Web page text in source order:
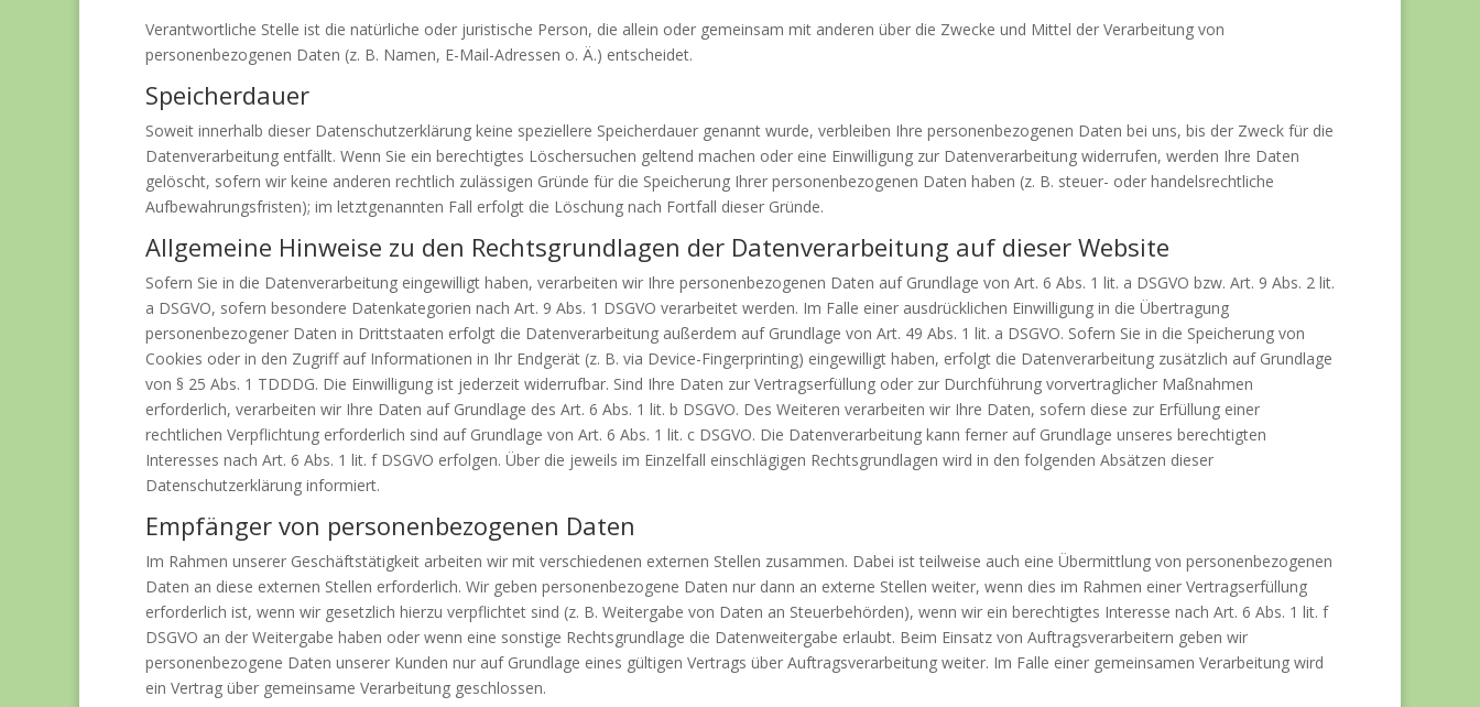
Verantwortliche Stelle ist die natürliche oder juristische Person, die allein oder gemeinsam mit anderen über die Zwecke und Mittel der Verarbeitung von
personenbezogenen Daten (z. B. Namen, E-Mail-Adressen o. Ä.) entscheidet.
Speicherdauer
Soweit innerhalb dieser Datenschutzerklärung keine speziellere Speicherdauer genannt wurde, verbleiben Ihre personenbezogenen Daten bei uns, bis der Zweck für die
Datenverarbeitung entfällt. Wenn Sie ein berechtigtes Löschersuchen geltend machen oder eine Einwilligung zur Datenverarbeitung widerrufen, werden Ihre Daten
gelöscht, sofern wir keine anderen rechtlich zulässigen Gründe für die Speicherung Ihrer personenbezogenen Daten haben (z. B. steuer- oder handelsrechtliche
Aufbewahrungsfristen); im letztgenannten Fall erfolgt die Löschung nach Fortfall dieser Gründe.
Allgemeine Hinweise zu den Rechtsgrundlagen der Datenverarbeitung auf dieser Website
Sofern Sie in die Datenverarbeitung eingewilligt haben, verarbeiten wir Ihre personenbezogenen Daten auf Grundlage von Art. 6 Abs. 1 lit. a DSGVO bzw. Art. 9 Abs. 2 lit.
a DSGVO, sofern besondere Datenkategorien nach Art. 9 Abs. 1 DSGVO verarbeitet werden. Im Falle einer ausdrücklichen Einwilligung in die Übertragung
personenbezogener Daten in Drittstaaten erfolgt die Datenverarbeitung außerdem auf Grundlage von Art. 49 Abs. 1 lit. a DSGVO. Sofern Sie in die Speicherung von
Cookies oder in den Zugriff auf Informationen in Ihr Endgerät (z. B. via Device-Fingerprinting) eingewilligt haben, erfolgt die Datenverarbeitung zusätzlich auf Grundlage
von § 25 Abs. 1 TDDDG. Die Einwilligung ist jederzeit widerrufbar. Sind Ihre Daten zur Vertragserfüllung oder zur Durchführung vorvertraglicher Maßnahmen
erforderlich, verarbeiten wir Ihre Daten auf Grundlage des Art. 6 Abs. 1 lit. b DSGVO. Des Weiteren verarbeiten wir Ihre Daten, sofern diese zur Erfüllung einer
rechtlichen Verpflichtung erforderlich sind auf Grundlage von Art. 6 Abs. 1 lit. c DSGVO. Die Datenverarbeitung kann ferner auf Grundlage unseres berechtigten
Interesses nach Art. 6 Abs. 1 lit. f DSGVO erfolgen. Über die jeweils im Einzelfall einschlägigen Rechtsgrundlagen wird in den folgenden Absätzen dieser
Datenschutzerklärung informiert.
Empfänger von personenbezogenen Daten
Im Rahmen unserer Geschäftstätigkeit arbeiten wir mit verschiedenen externen Stellen zusammen. Dabei ist teilweise auch eine Übermittlung von personenbezogenen
Daten an diese externen Stellen erforderlich. Wir geben personenbezogene Daten nur dann an externe Stellen weiter, wenn dies im Rahmen einer Vertragserfüllung
erforderlich ist, wenn wir gesetzlich hierzu verpflichtet sind (z. B. Weitergabe von Daten an Steuerbehörden), wenn wir ein berechtigtes Interesse nach Art. 6 Abs. 1 lit. f
DSGVO an der Weitergabe haben oder wenn eine sonstige Rechtsgrundlage die Datenweitergabe erlaubt. Beim Einsatz von Auftragsverarbeitern geben wir
personenbezogene Daten unserer Kunden nur auf Grundlage eines gültigen Vertrags über Auftragsverarbeitung weiter. Im Falle einer gemeinsamen Verarbeitung wird
ein Vertrag über gemeinsame Verarbeitung geschlossen.